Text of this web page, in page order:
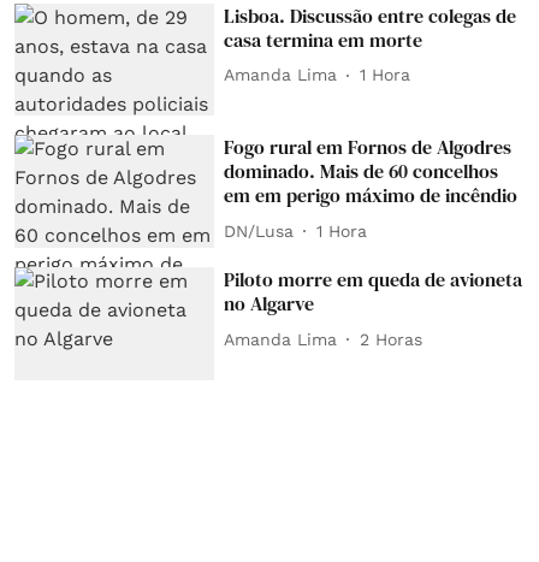
Lisboa. Discussão entre colegas de
casa termina em morte
Amanda Lima 1 Hora
Fogo rural em Fornos de Algodres
dominado. Mais de 60 concelhos
em em perigo máximo de incêndio
DN/Lusa 1 Hora
Piloto morre em queda de avioneta
no Algarve
Amanda Lima 2 Horas